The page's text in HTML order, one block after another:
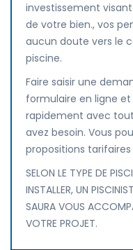
investissement
de votre bien., vos
aucun doute vers le
piscine.
Faire saisir une
formulaire en ligne
rapidement avec
avez besoin. Vous
propositions
SELON LE TYPE DE
INSTALLER, UN
SAURA VOUS
VOTRE PROJET.